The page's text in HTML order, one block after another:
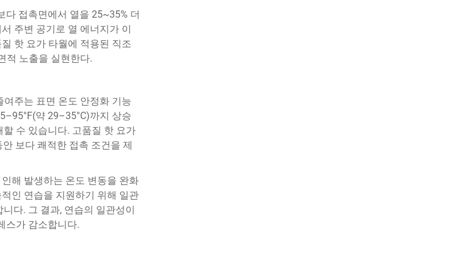
다 접촉면에서 열을 25~35% 더
주변 공기로 열 에너지가 이
핫 요가 타월에 적용된 직조
적 노출을 실현한다.
주는 표면 온도 안정화 기능
약 29–35°C)까지 상승
수 있습니다. 고품질 핫 요가
보다 쾌적한 접촉 조건을 제
해 발생하는 온도 변동을 완화
인 연습을 지원하기 위해 일관
다. 그 결과, 연습의 일관성이
스가 감소합니다.